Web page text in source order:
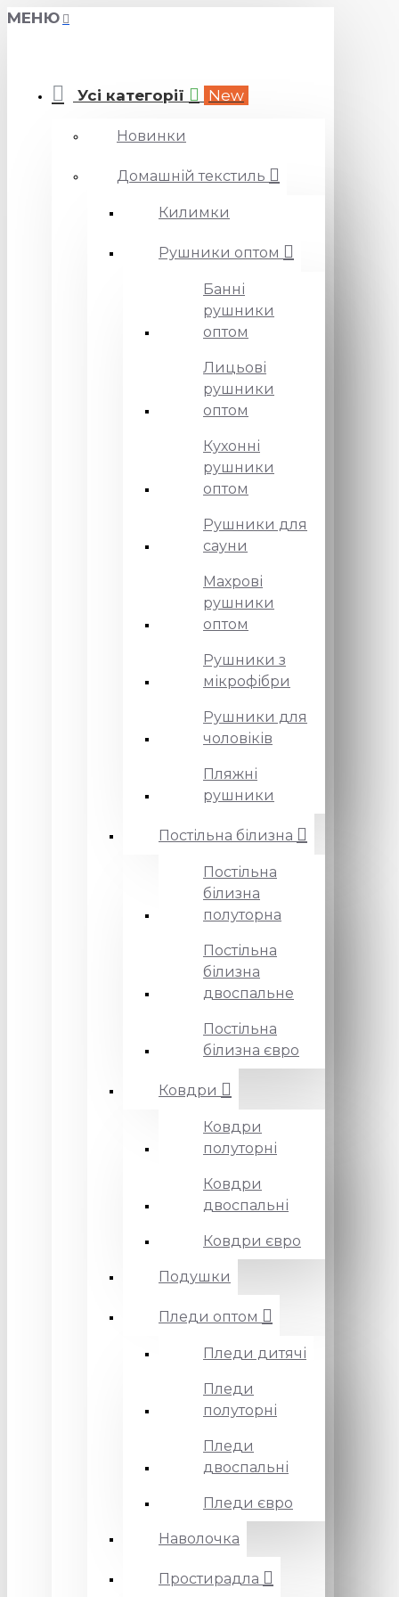
МЕНЮ
Усі категорії New
Новинки
Домашній текстиль
Килимки
Рушники оптом
Банні
рушники
оптом
Лицьові
рушники
оптом
Кухонні
рушники
оптом
Рушники для
сауни
Махрові
рушники
оптом
Рушники з
мікрофібри
Рушники для
чоловіків
Пляжні
рушники
Постільна білизна
Постільна
білизна
полуторна
Постільна
білизна
двоспальне
Постільна
білизна євро
Ковдри
Ковдри
полуторні
Ковдри
двоспальні
Ковдри євро
Подушки
Пледи оптом
Пледи дитячі
Пледи
полуторні
Пледи
двоспальні
Пледи євро
Наволочка
Простирадла